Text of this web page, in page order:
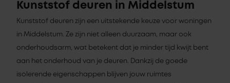
Kunststof deuren in Middelstum
Kunststof deuren zijn een uitstekende keuze voor woningen
in Middelstum. Ze zijn niet alleen duurzaam, maar ook
onderhoudsarm, wat betekent dat je minder tijd kwijt bent
aan het onderhoud van je deuren. Dankzij de goede
isolerende eigenschappen blijven jouw ruimtes